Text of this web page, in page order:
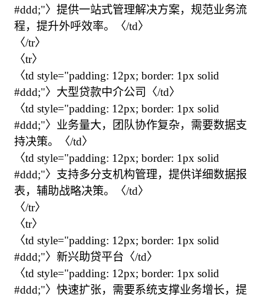
#ddd;"〉提供一站式管理解决方案，规范业务流
程，提升外呼效率。〈/td〉
〈/tr〉
〈tr〉
〈td style="padding: 12px; border: 1px solid
#ddd;"〉大型贷款中介公司〈/td〉
〈td style="padding: 12px; border: 1px solid
#ddd;"〉业务量大，团队协作复杂，需要数据支
持决策。〈/td〉
〈td style="padding: 12px; border: 1px solid
#ddd;"〉支持多分支机构管理，提供详细数据报
表，辅助战略决策。〈/td〉
〈/tr〉
〈tr〉
〈td style="padding: 12px; border: 1px solid
#ddd;"〉新兴助贷平台〈/td〉
〈td style="padding: 12px; border: 1px solid
#ddd;"〉快速扩张，需要系统支撑业务增长，提